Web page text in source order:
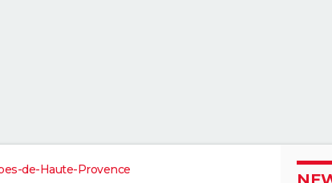
de-Haute-Provence